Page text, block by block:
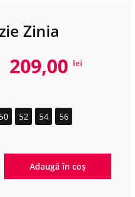
Zinia
Prețul
inițial
fost:
209,00 lei
50 52 54 56
Adaugă în coș